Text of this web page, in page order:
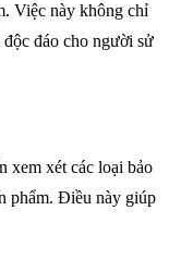
Việc này không chỉ
đáo cho người sử
xem xét các loại bảo
phẩm. Điều này giúp